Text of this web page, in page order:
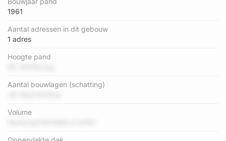
1961
Aantal adressen in dit gebouw
1 adres
Hoogte pand
Aantal bouwlagen (schatting)
Volume